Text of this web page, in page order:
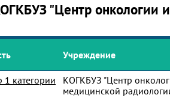
"Центр онкологии
Учреждение
категории
КОГКБУЗ "Центр
медицинской